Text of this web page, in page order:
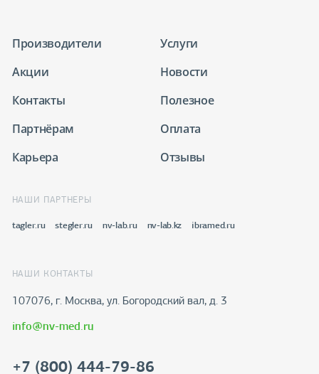
Производители
Услуги
Акции
Новости
Контакты
Полезное
Партнёрам
Оплата
Карьера
Отзывы
НАШИ ПАРТНЕРЫ
tagler.ru stegler.ru nv-lab.ru nv-lab.kz ibramed.ru
НАШИ КОНТАКТЫ
107076, г. Москва, ул. Богородский вал, д. 3
info@nv-med.ru
+7 (800) 444-79-86